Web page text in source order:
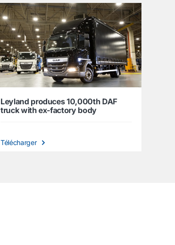
Leyland produces 10,000th DAF
truck with ex-factory body
Télécharger